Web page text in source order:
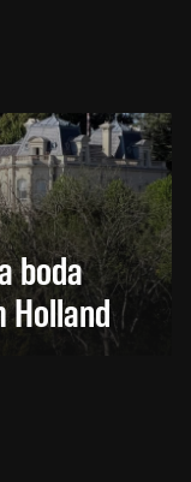
boda
Holland